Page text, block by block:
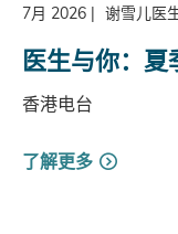
7月 2026 | 谢雪儿医
医生与你：
香港电台
了解更多